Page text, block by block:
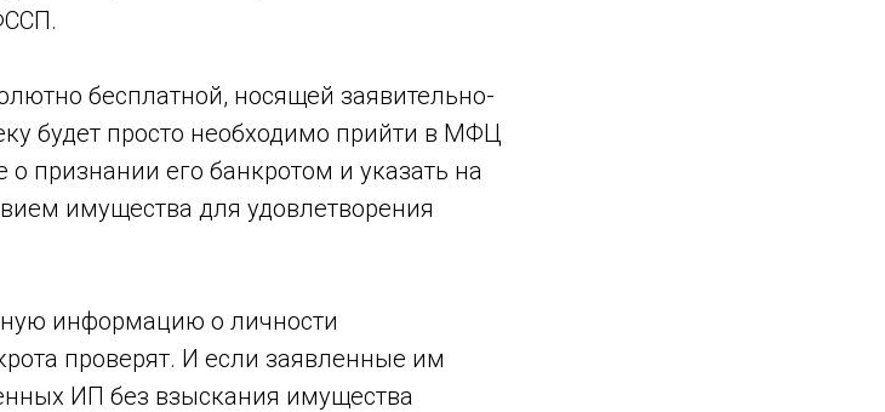
бесплатной, носящей заявительно-
будет просто необходимо прийти в МФЦ
признании его банкротом и указать на
имущества для удовлетворения
информацию о личности
проверят. И если заявленные им
ИП без взыскания имущества